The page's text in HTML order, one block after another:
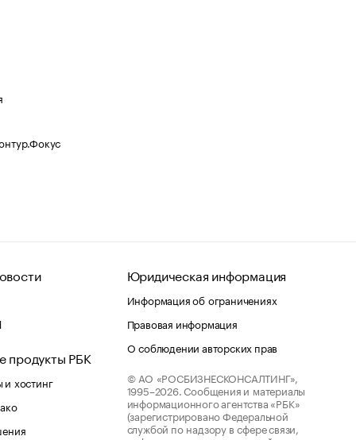
продукты РБК
хостинг
Юридическая информация
Информация об ограничениях
Правовая информация
О соблюдении авторских прав
© АО «РОСБИЗНЕСКОНСАЛТИНГ»,
1995–2026. Сообщения и материалы
информационного агентства «РБК»
(зарегистрировано Федеральной
службой по надзору в сфере связи,